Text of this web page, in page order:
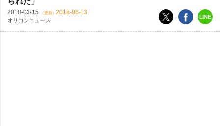
2018-03-15 （更新） 2018-06-13
オリコンニュース